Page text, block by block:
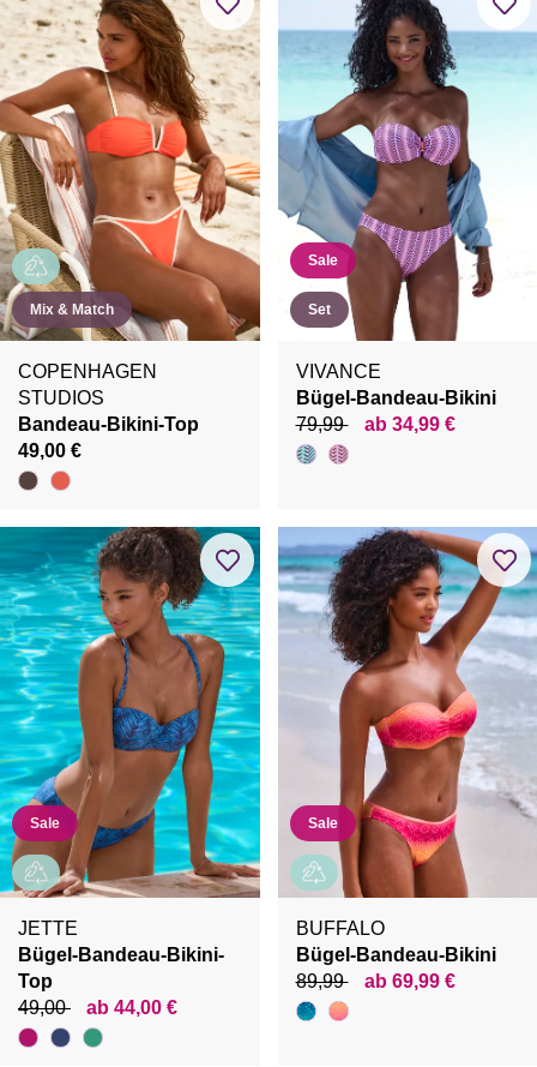
Mix & Match
COPENHAGEN
STUDIOS
Bandeau-Bikini-Top
49,00 €
Sale
Set
VIVANCE
Bügel-Bandeau-Bikini
79,99
ab 34,99 €
Sale
JETTE
Bügel-Bandeau-Bikini-
Top
49,00
ab 44,00 €
Sale
BUFFALO
Bügel-Bandeau-Bikini
89,99
ab 69,99 €